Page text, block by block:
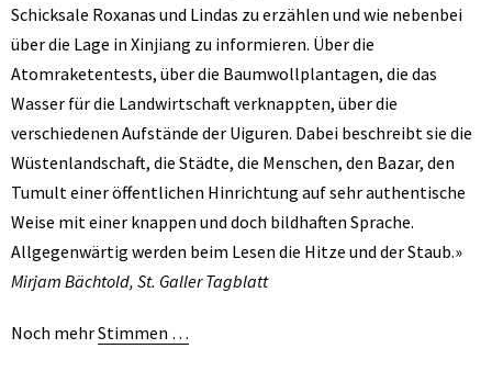
Schicksale Roxanas und Lindas zu erzählen und wie nebenbei
über die Lage in Xinjiang zu informieren. Über die
Atomraketentests, über die Baumwollplantagen, die das
Wasser für die Landwirtschaft verknappten, über die
verschiedenen Aufstände der Uiguren. Dabei beschreibt sie die
Wüstenlandschaft, die Städte, die Menschen, den Bazar, den
Tumult einer öffentlichen Hinrichtung auf sehr authentische
Weise mit einer knappen und doch bildhaften Sprache.
Allgegenwärtig werden beim Lesen die Hitze und der Staub.»
Mirjam Bächtold, St. Galler Tagblatt
Noch mehrStimmen …